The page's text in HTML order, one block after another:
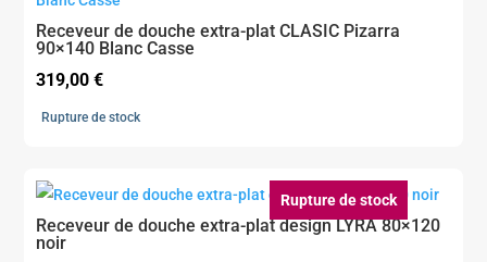
Receveur de douche extra-plat CLASIC Pizarra
90×140 Blanc Casse
319,00€
Rupture de stock
Rupture de stock
Receveur de douche extra-plat design LYRA 80×120
noir